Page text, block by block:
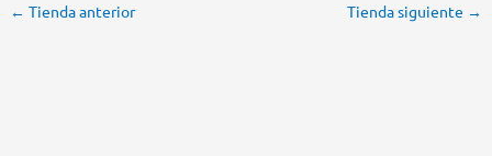
← Tienda anterior Tienda siguiente →